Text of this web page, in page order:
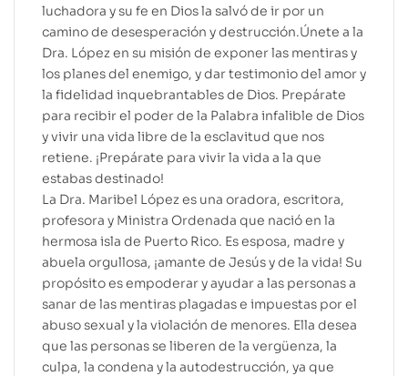
luchadora y su fe en Dios la salvó de ir por un
camino de desesperación y destrucción.Únete a la
Dra. López en su misión de exponer las mentiras y
los planes del enemigo, y dar testimonio del amor y
la fidelidad inquebrantables de Dios. Prepárate
para recibir el poder de la Palabra infalible de Dios
y vivir una vida libre de la esclavitud que nos
retiene. ¡Prepárate para vivir la vida a la que
estabas destinado!
La Dra. Maribel López es una oradora, escritora,
profesora y Ministra Ordenada que nació en la
hermosa isla de Puerto Rico. Es esposa, madre y
abuela orgullosa, ¡amante de Jesús y de la vida! Su
propósito es empoderar y ayudar a las personas a
sanar de las mentiras plagadas e impuestas por el
abuso sexual y la violación de menores. Ella desea
que las personas se liberen de la vergüenza, la
culpa, la condena y la autodestrucción, ya que